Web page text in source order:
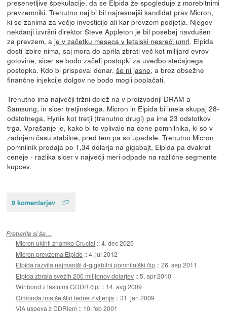
presenetljive špekulacije, da se Elpida že spogleduje z morebitnimi
prevzemniki. Trenutno naj bi bil najresnejši kandidat prav Micron,
ki se zanima za večjo investicijo ali kar prevzem podjetja. Njegov
nekdanji izvršni direktor Steve Appleton je bil posebej navdušen
za prevzem, a je v začetku meseca v letalski nesreči umrl. Elpida
dosti izbire nima, saj mora do aprila zbrati več kot milijard evrov
gotovine, sicer se bodo začeli postopki za uvedbo stečajnega
postopka. Kdo bi prispeval denar, še ni jasno, a brez obsežne
finančne injekcije dolgov ne bodo mogli poplačati.
Trenutno ima največji tržni delež na v proizvodnji DRAM-a
Samsung, in sicer tretjinskega. Micron in Elpida bi imela skupaj 28-
odstotnega, Hynix kot tretji (trenutno drugi) pa ima 23 odstotkov
trga. Vprašanje je, kako bi to vplivalo na cene pomnilnika, ki so v
zadnjem času stabilne, pred tem pa so upadale. Trenutno Micron
pomnilnik prodaja po 1,34 dolarja na gigabajt, Elpida pa dvakrat
ceneje - razlika sicer v največji meri odpade na različne segmente
kupcev.
9 komentarjev
Preberite si še…
Micron ukinil znamko Crucial ::4. dec 2025
Micron prevzema Elpido ::4. jul 2012
Elpida razvila najmanjši 4-gigabitni pomnilniški čip ::26. sep 2011
Elpida zbrala svežih 200 milijonov dolarjev ::5. apr 2010
Winbond z lastnimi GDDR čipi :: 14. avg 2009
Qimonda ima še štiri tedne življenja ::31. jan 2009
VIA uspeva z DDRjem :: 10. feb 2001